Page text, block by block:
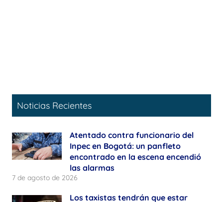
Noticias Recientes
Atentado contra funcionario del
Inpec en Bogotá: un panfleto
encontrado en la escena encendió
las alarmas
7 de agosto de 2026
Los taxistas tendrán que estar